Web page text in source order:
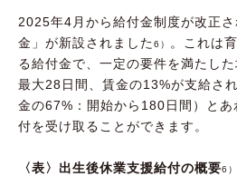
2025年4月から給付金制度が改正
金」が新設されました6）
。これは
る給付金で、一定の要件を満たし
最大28日間、賃金の13%が支給さ
金の67%：開始から180日間）と
付を受け取ることができます。
〈表〉出生後休業支援給付の概要6）